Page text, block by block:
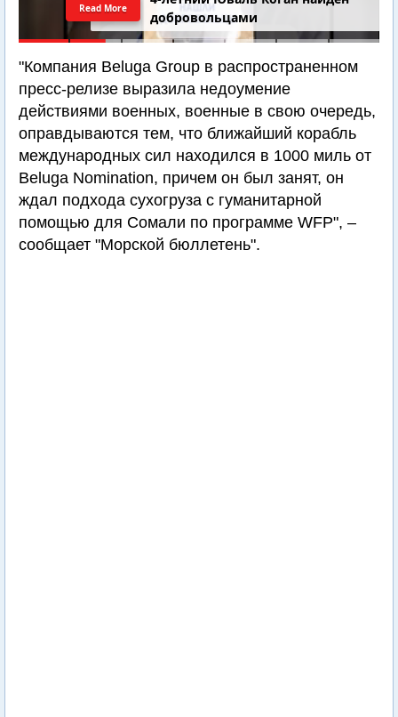
добровольцами
Read More
"Компания Beluga Group в распространенном
пресс-релизе выразила недоумение
действиями военных, военные в свою очередь,
оправдываются тем, что ближайший корабль
международных сил находился в 1000 миль от
Beluga Nomination, причем он был занят, он
ждал подхода сухогруза с гуманитарной
помощью для Сомали по программе WFP", –
сообщает "Морской бюллетень".